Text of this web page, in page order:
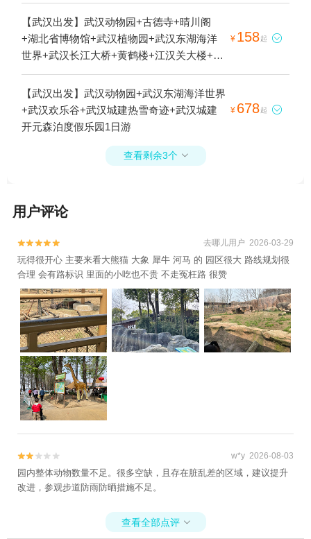
【武汉出发】武汉动物园+古德寺+晴川阁
+湖北省博物馆+武汉植物园+武汉东湖海洋
世界+武汉长江大桥+黄鹤楼+江汉关大楼+汉
口江滩公园+武汉极地海洋公园+武汉科技馆
+东湖听涛景区+武汉欢乐谷+武汉大学+江汉
路步行街+昙华林+户部巷+汉秀剧场+武汉园
博园(武汉自然博物馆)+汉口粤汉码头+知音
汉旅游观光巴士+汉口江滩+江汉关博物馆
琴台号游船(江城遇舰)+夜游晴川阁(大禹晴川
情）1日游
¥ 158起 
【武汉出发】武汉动物园+武汉东湖海洋世界
+武汉欢乐谷+武汉城建热雪奇迹+武汉城建
开元森泊度假乐园1日游
¥ 678起 
查看剩余3个 
用户评论

 去哪儿用户 2026-03-29
玩得很开心 主要来看大熊猫 大象 犀牛 河马 的 园区很大 路线规划很
合理 会有路标识 里面的小吃也不贵 不走冤枉路 很赞

 w*y 2026-08-03
园内整体动物数量不足。很多空缺，且存在脏乱差的区域，建议提升
改进，参观步道防雨防晒措施不足。
查看全部点评 